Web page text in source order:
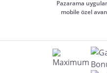
Pazarama
mobile özel